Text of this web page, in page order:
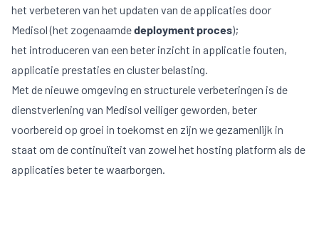
het verbeteren van het updaten van de applicaties door
Medisol (het zogenaamdedeployment proces);
het introduceren van een beter inzicht in applicatie fouten,
applicatie prestaties en cluster belasting.
Met de nieuwe omgeving en structurele verbeteringen is de
dienstverlening van Medisol veiliger geworden, beter
voorbereid op groei in toekomst en zijn we gezamenlijk in
staat om de continuïteit van zowel het hosting platform als de
applicaties beter te waarborgen.